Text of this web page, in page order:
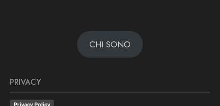
CHI SONO
PRIVACY
Privacy Policy